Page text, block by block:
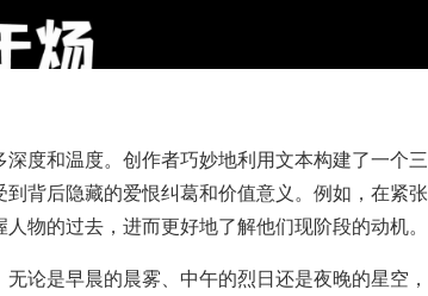
度和温度。创作者巧妙地利用文本构建了一个三
背后隐藏的爱恨纠葛和价值意义。例如，在紧张
物的过去，进而更好地了解他们现阶段的动机。
论是早晨的晨雾、中午的烈日还是夜晚的星空，